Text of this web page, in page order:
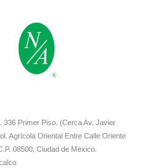
336 Primer Piso. (Cerca Av. Javier
Agrícola Oriental Entre Calle Oriente
08500, Ciudad de México.